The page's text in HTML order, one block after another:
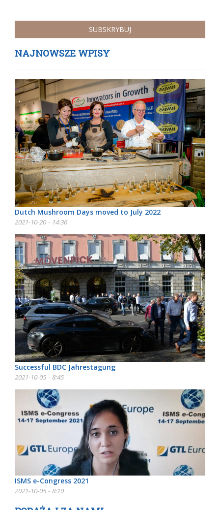
NAJNOWSZE WPISY
Dutch Mushroom Days moved to July 2022
2021-10-20 - 14:36
Successful BDC Jahrestagung
2021-10-05 - 8:45
ISMS e-Congress 2021
2021-10-05 - 8:10